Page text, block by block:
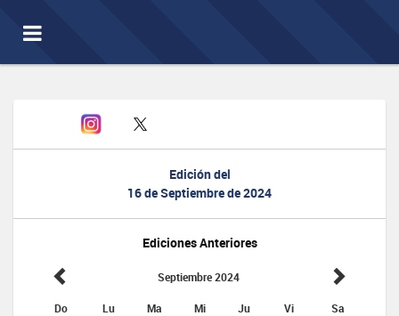
Toggle
navigation
Edición del
16 de Septiembre de 2024
Ediciones Anteriores
Septiembre 2024
Do Lu Ma Mi Ju Vi Sa